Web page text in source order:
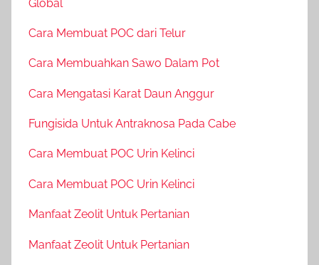
Global
Cara Membuat POC dari Telur
Cara Membuahkan Sawo Dalam Pot
Cara Mengatasi Karat Daun Anggur
Fungisida Untuk Antraknosa Pada Cabe
Cara Membuat POC Urin Kelinci
Cara Membuat POC Urin Kelinci
Manfaat Zeolit Untuk Pertanian
Manfaat Zeolit Untuk Pertanian